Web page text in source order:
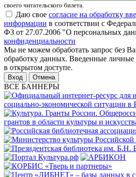
своего читательского билета.
Даю свое согласие на обработку
информации в соответствии с
ФЗ от 27.07.2006 "О персональных
конфиденциальности
Мы не можем обработать запрос без
обработку данных. Введенные
в открытом доступе.
Отмена
ВСЕ БАННЕРЫ